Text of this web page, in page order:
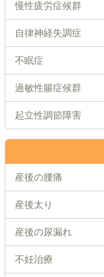
慢性疲労症候群
自律神経失調症
不眠症
過敏性腸症候群
起立性調節障害
産後の腰痛
産後太り
産後の尿漏れ
不妊治療